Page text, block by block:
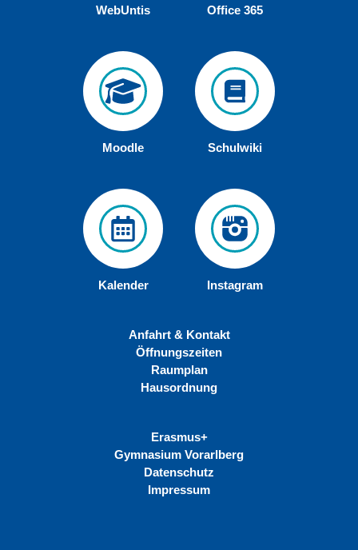
WebUntis Office 365
Moodle Schulwiki
Kalender Instagram
Anfahrt & Kontakt
Öffnungszeiten
Raumplan
Hausordnung
Erasmus+
Gymnasium Vorarlberg
Datenschutz
Impressum